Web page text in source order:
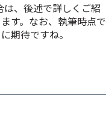
、後述で詳しくご紹
す。なお、執筆時点で
期待ですね。